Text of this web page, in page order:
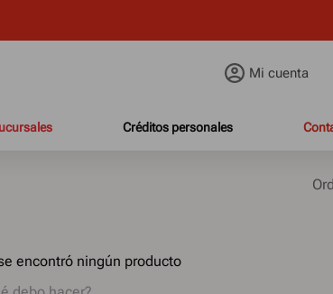
Mi cuenta
Créditos personales
encontró ningún producto